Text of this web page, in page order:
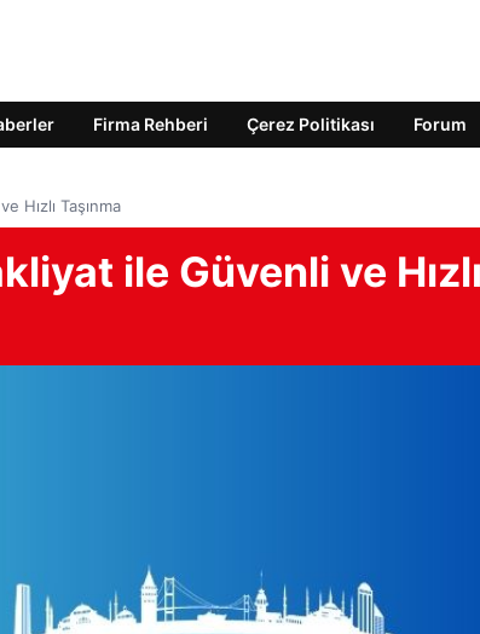
Firma Rehberi Çerez Politikası Forum
Hızlı Taşınma
ile Güvenli ve Hızlı